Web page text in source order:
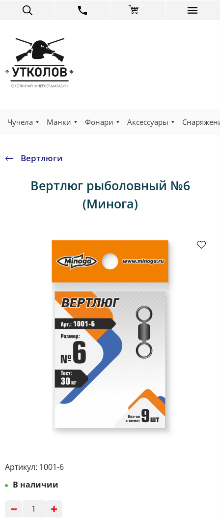
Чучела Манки Фонари Аксессуары
Вертлюги
Вертлюг рыболовный №6
(Минога)
Артикул: 1001-6
В наличии